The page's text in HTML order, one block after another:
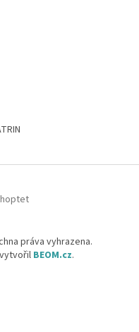
práva vyhrazena.
BEOM.cz.